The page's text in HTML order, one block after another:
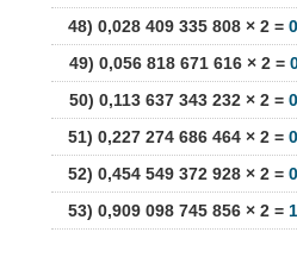
48) 0,028 409 335 808 × 2 = 0
49) 0,056 818 671 616 × 2 =
50) 0,113 637 343 232 × 2 = 0
51) 0,227 274 686 464 × 2 = 0
52) 0,454 549 372 928 × 2 = 0
53) 0,909 098 745 856 × 2 = 1